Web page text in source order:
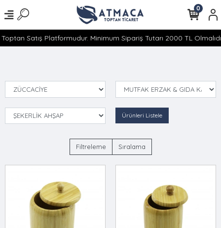
Satış Platformudur. Minimum Sipariş Tutarı 2000 TL
0
Ürünleri Listele
Filtreleme Sıralama